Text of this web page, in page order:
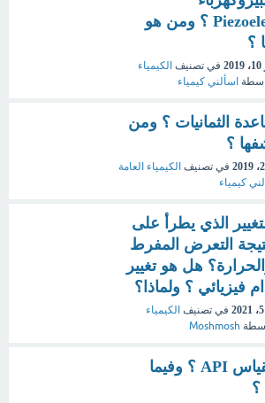
Piezoelectricity ؟ ومن هو
؟
في تصنيف الكيمياء
اسألني كيمياء
الثمانيات ؟ ومن
؟
في تصنيف الكيمياء العامة
كيمياء
الذي يطرأ على
التعرض المفرط
هل هو تغيير
فيزيائي ؟ ولماذا؟
في تصنيف الكيمياء
Moshmosh
ما هو مقياس API ؟ وفيما
؟